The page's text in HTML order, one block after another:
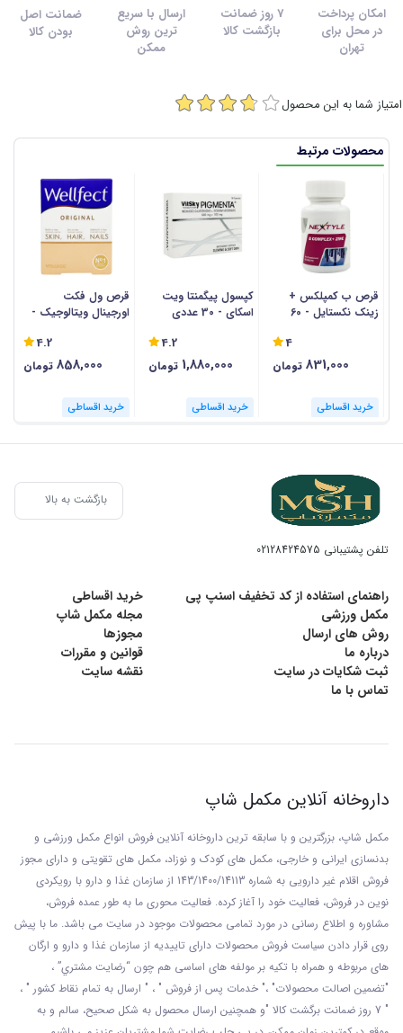
امکان پرداخت
در محل برای
تهران
7 روز ضمانت
بازگشت کالا
ارسال با سریع
ترین روش
ممکن
ضمانت اصل
بودن کالا
امتیاز شما به این محصول
محصولات مرتبط
قرص ب کمپلکس +
زینک نکستایل - 60
4
831,000 تومان
خرید اقساطی
کپسول پیگمنتا ویت
اسکای - 30 عددی
4.2
1,880,000 تومان
خرید اقساطی
قرص ول فکت
اورجینال ویتالوجیک -
4.2
858,000 تومان
خرید اقساطی
بازگشت به بالا
تلفن پشتیبانی 02128424575
راهنمای استفاده از کد تخفیف اسنپ پی
خرید اقساطی
مکمل ورزشی
مجله مکمل شاپ
روش های ارسال
مجوزها
درباره ما
قوانین و مقررات
ثبت شکایات در سایت
نقشه سایت
تماس با ما
داروخانه آنلاین مکمل شاپ
مکمل شاپ، بزرگترین و با سابقه ترین داروخانه آنلاین فروش انواع مکمل ورزشی و
بدنسازی ایرانی و خارجی، مکمل های کودک و نوزاد، مکمل های تقویتی و دارای مجوز
فروش اقلام غیر دارویی به شماره 143/1400/14113 از
سازمان غذا و دارو با رويکردی
نوين در فروش، فعاليت خود را آغاز کرده. فعاليت محوری ما به طور عمده فروش،
مشاوره و اطلاع رسانی در مورد تمامی محصولات موجود در سایت می باشد. ما با پيش
روی قرار دادن سياست فروش محصولات دارای تاييديه از سازمان غذا و دارو و ارگان
های مربوطه و همراه با تکيه بر مولفه های اساسی هم چون “رضايت مشتري” ،
"تضمين اصالت محصولات" ،" خدمات پس از فروش " ، " ارسال به تمام نقاط کشور " ،
" 7 روز ضمانت برگشت کالا "و همچنين ارسال محصول به شکل صحيح، سالم و به